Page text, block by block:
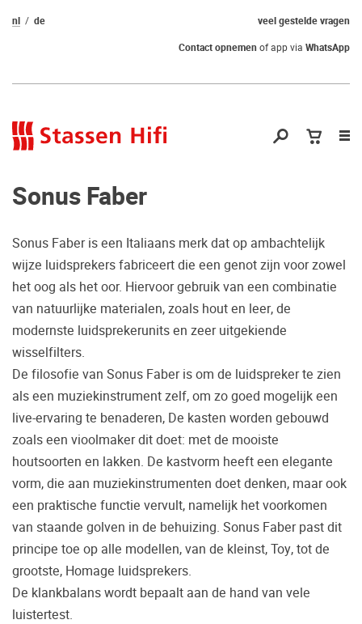
Nog geen keuze
gemaakt?
Waarom komt u niet bij ons luisteren?
Zo maakt u zeker de juiste keuze.
Vaak worden er producten gekocht op
aanraden van derden of bijvoorbeeld een
review.
Helaas blijkt dat velen spijt hebben van hun
beslissing en hun smaak toch anders is dan
wat er geadviseerd is. Daarom bieden wij u
de mogelijkheid om de door u gewenste
apparatuur vooraf in ons Palazzo
luisterkasteel te beluisteren.
Maak een luisterafspraak.
veel gestelde vragen
nl
de
Contact opnemenof app via WhatsApp
Sonus Faber
Sonus Faber is een Italiaans merk dat op ambachtelijk
wijze luidsprekers fabriceert die een genot zijn voor zowel
het oog als het oor. Hiervoor gebruik van een combinatie
van natuurlijke materialen, zoals hout en leer, de
modernste luidsprekerunits en zeer uitgekiende
wisselfilters.
De filosofie van Sonus Faber is om de luidspreker te zien
als een muziekinstrument zelf, om zo goed mogelijk een
live-ervaring te benaderen, De kasten worden gebouwd
zoals een vioolmaker dit doet: met de mooiste
houtsoorten en lakken. De kastvorm heeft een elegante
vorm, die aan muziekinstrumenten doet denken, maar ook
een praktische functie vervult, namelijk het voorkomen
van staande golven in de behuizing. Sonus Faber past dit
principe toe op alle modellen, van de kleinst, Toy, tot de
grootste, Homage luidsprekers.
De klankbalans wordt bepaalt aan de hand van vele
luistertest.